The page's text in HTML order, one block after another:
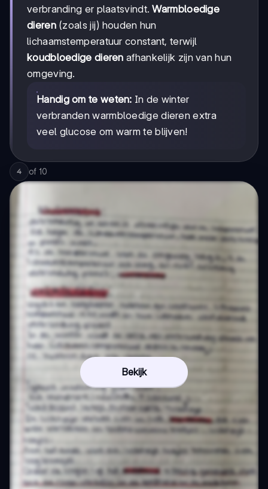
verbranding er plaatsvindt.Warmbloedige
dieren(zoals jij) houden hun
lichaamstemperatuur constant, terwijl
koudbloedige dieren afhankelijk zijn van hun
omgeving.
Handig om te weten: In de winter
verbranden warmbloedige dieren extra
veel glucose om warm te blijven!
4 of 10
Bekijk